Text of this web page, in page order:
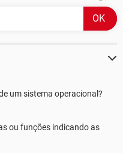
um sistema operacional?
ou funções indicando as